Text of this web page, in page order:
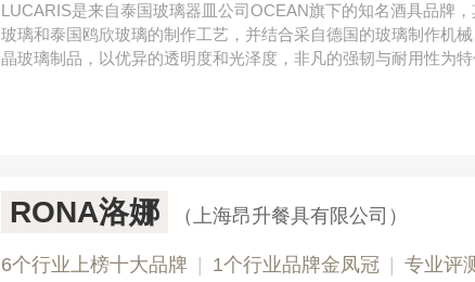
LUCARIS是来自泰国玻璃器皿公司OCEAN旗下的知名酒具品牌
玻璃和泰国鸥欣玻璃的制作工艺，并结合采自德国的玻璃制作机
晶玻璃制品，以优异的透明度和光泽度，非凡的强韧与耐用性为特
RONA洛娜 （上海昂升餐具有限公司）
6个行业上榜十大品牌 1个行业品牌金凤冠 专业评